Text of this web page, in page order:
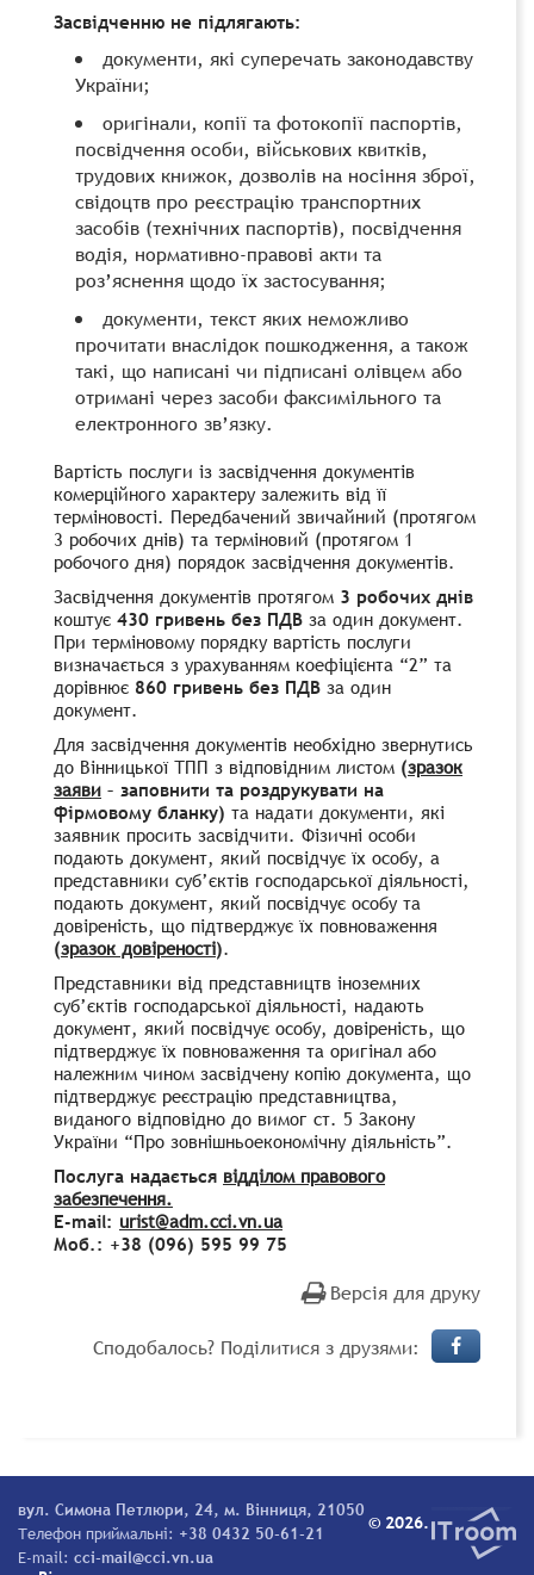
Засвідченню не підлягають:
документи, які суперечать законодавству
України;
оригінали, копії та фотокопії паспортів,
посвідчення особи, військових квитків,
трудових книжок, дозволів на носіння зброї,
свідоцтв про реєстрацію транспортних
засобів (технічних паспортів), посвідчення
водія, нормативно-правові акти та
роз’яснення щодо їх застосування;
документи, текст яких неможливо
прочитати внаслідок пошкодження, а також
такі, що написані чи підписані олівцем або
отримані через засоби факсимільного та
електронного зв’язку.
Вартість послуги із засвідчення документів
комерційного характеру залежить від її
терміновості. Передбачений звичайний (протягом
3 робочих днів) та терміновий (протягом 1
робочого дня) порядок засвідчення документів.
Засвідчення документів протягом 3 робочих днів
коштує 430 гривень без ПДВ за один документ.
При терміновому порядку вартість послуги
визначається з урахуванням коефіцієнта “2” та
дорівнює 860 гривень без ПДВ за один
документ.
Для засвідчення документів необхідно звернутись
до Вінницької ТПП з відповідним листом (зразок
заяви – заповнити та роздрукувати на
фірмовому бланку) та надати документи, які
заявник просить засвідчити. Фізичні особи
подають документ, який посвідчує їх особу, а
представники суб’єктів господарської діяльності,
подають документ, який посвідчує особу та
довіреність, що підтверджує їх повноваження
(зразок довіреності).
Представники від представництв іноземних
суб’єктів господарської діяльності, надають
документ, який посвідчує особу, довіреність, що
підтверджує їх повноваження та оригінал або
належним чином засвідчену копію документа, що
підтверджує реєстрацію представництва,
виданого відповідно до вимог ст. 5 Закону
України “Про зовнішньоекономічну діяльність”.
Послуга надається відділом правового
забезпечення.
E-mail: urist@adm.cci.vn.ua
Моб.: +38 (096) 595 99 75
Версія для друку
Сподобалось? Поділитися з друзями:
вул. Симона Петлюри, 24, м. Вінниця, 21050
Телефон приймальні: +38 0432 50-61-21
E-mail: cci-mail@cci.vn.ua
© 2026.